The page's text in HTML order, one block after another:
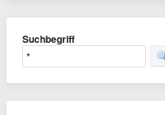
Suchbegriff